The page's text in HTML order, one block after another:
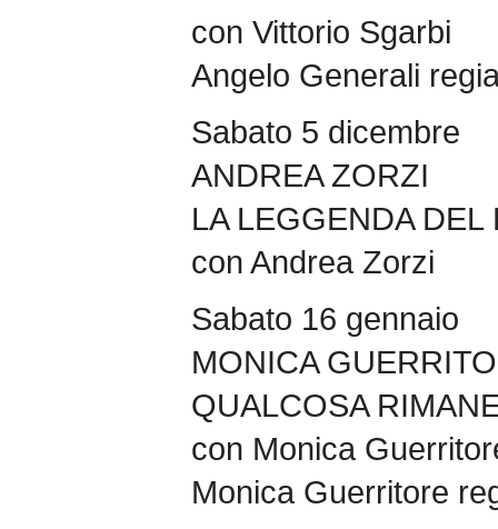
con Vittorio Sgarbi
Angelo Generali
Sabato 5 dicembre
ANDREA ZORZI
LA LEGGENDA DEL
con Andrea Zorzi
Sabato 16 gennaio
MONICA
QUALCOSA
con Monica
Monica Guerritore